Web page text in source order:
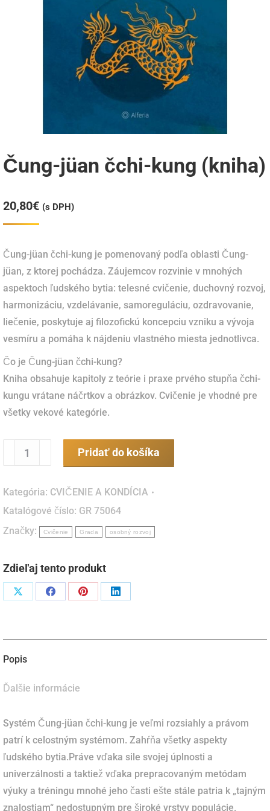
Čung-jüan čchi-kung (kniha)
20,80€ (s DPH)
Čung-jüan čchi-kung je pomenovaný podľa oblasti Čung-
jüan, z ktorej pochádza. Záujemcov rozvinie v mnohých
aspektoch ľudského bytia: telesné cvičenie, duchovný rozvoj,
harmonizáciu, vzdelávanie, samoreguláciu, ozdravovanie,
liečenie, poskytuje aj filozofickú koncepciu vzniku a vývoja
vesmíru a pomáha k nájdeniu vlastného miesta jednotlivca.
Čo je Čung-jüan čchi-kung?
Kniha obsahuje kapitoly z teórie i praxe prvého stupňa čchi-
kungu vrátane náčrtkov a obrázkov. Cvičenie je vhodné pre
všetky vekové kategórie.
množstvo
Čung-
čchi-
kung
(kniha)
Pridať do košíka
Kategória: CVIČENIE A KONDÍCIA
Katalógové číslo: GR 75064
Značky:
Cvičenie Grada osobný rozvoj
Zdieľaj tento produkt
Podiel Podiel Podiel Podiel
Popis
Ďalšie informácie
Systém Čung-jüan čchi-kung je veľmi rozsiahly a právom
patrí k celostným systémom. Zahŕňa všetky aspekty
ľudského bytia.Práve vďaka sile svojej úplnosti a
univerzálnosti a taktiež vďaka prepracovaným metódam
výuky a tréningu mnohé jeho časti ešte stále patria k „tajným
znalostiam“ nedostupným pre široké vrstvy populácie.